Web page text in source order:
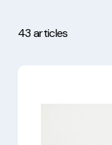
43 articles